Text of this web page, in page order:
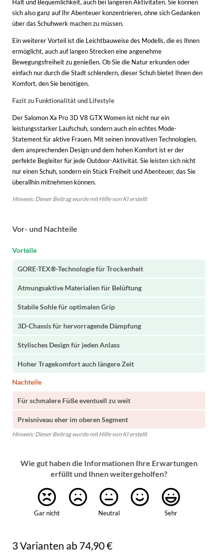
Halt und Bequemlichkeit, auch bei längeren Aktivitäten. Sie können
sich also ganz auf Ihr Abenteuer konzentrieren, ohne sich Gedanken
über das Schuhwerk machen zu müssen.
Ein weiterer Vorteil ist die Leichtbauweise des Modells, die es Ihnen
ermöglicht, auch auf langen Strecken eine angenehme
Bewegungsfreiheit zu genießen. Ob Sie die Natur erkunden oder
einfach nur durch die Stadt schlendern, dieser Schuh bietet Ihnen den
Komfort, den Sie benötigen.
Fazit zu Funktionalität und Lifestyle
Der Salomon Xa Pro 3D V8 GTX Women ist nicht nur ein
leistungsstarker Laufschuh, sondern auch ein echtes Mode-
Statement für aktive Frauen. Mit seinen innovativen Technologien,
dem ansprechenden Design und dem hohen Komfort ist er der
perfekte Begleiter für jede Outdoor-Aktivität. Sie leisten sich nicht
nur einen Schuh, sondern ein Stück Freiheit und Abenteuer, das Sie
überallhin mitnehmen können.
Hinweis: Dieser Beitrag wurde mit Hilfe von KI erstellt
Vor- und Nachteile
Vorteile
GORE-TEX®-Technologie für Trockenheit
Atmungsaktive Materialien für Belüftung
Stabile Sohle für optimalen Grip
3D-Chassis für hervorragende Dämpfung
Stylisches Design für jeden Anlass
Hoher Tragekomfort auch längere Zeit
Nachteile
Für schmalere Füße eventuell zu weit
Preisniveau eher im oberen Segment
Hinweis: Dieser Beitrag wurde mit Hilfe von KI erstellt
Wie gut haben die Informationen Ihre Erwartungen
erfüllt und Ihnen weitergeholfen?
Gar nicht Neutral Sehr
3 Varianten ab 74,90 €